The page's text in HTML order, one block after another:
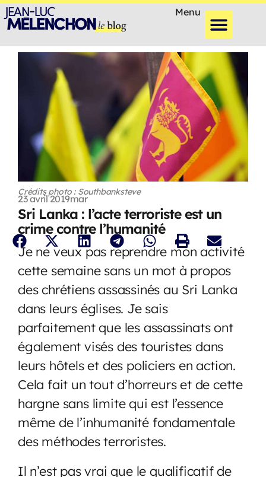
Menu
Crédits photo : Southbanksteve
23 avril 2019mar
Sri Lanka : l’acte terroriste est un
crime contre l’humanité
Je ne veux pas reprendre mon activité
cette semaine sans un mot à propos
des chrétiens assassinés au Sri Lanka
dans leurs églises. Je sais
parfaitement que les assassinats ont
également visés des touristes dans
leurs hôtels et des policiers en action.
Cela fait un tout d’horreurs et de cette
hargne sans limite qui est l’essence
même de l’inhumanité fondamentale
des méthodes terroristes.
Il n’est pas vrai que le qualificatif de